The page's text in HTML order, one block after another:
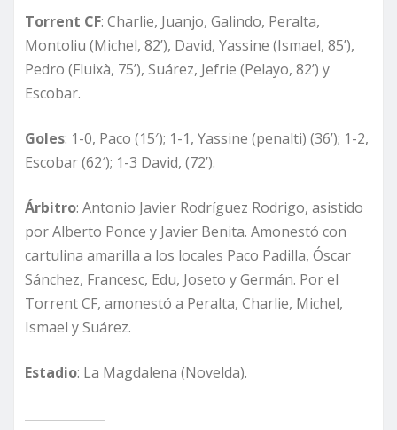
Torrent CF: Charlie, Juanjo, Galindo, Peralta,
Montoliu (Michel, 82’), David, Yassine (Ismael, 85’),
Pedro (Fluixà, 75’), Suárez, Jefrie (Pelayo, 82’) y
Escobar.
Goles: 1-0, Paco (15′); 1-1, Yassine (penalti) (36’); 1-2,
Escobar (62′); 1-3 David, (72’).
Árbitro: Antonio Javier Rodríguez Rodrigo, asistido
por Alberto Ponce y Javier Benita. Amonestó con
cartulina amarilla a los locales Paco Padilla, Óscar
Sánchez, Francesc, Edu, Joseto y Germán. Por el
Torrent CF, amonestó a Peralta, Charlie, Michel,
Ismael y Suárez.
Estadio: La Magdalena (Novelda).